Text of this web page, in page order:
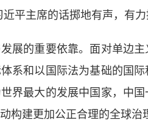
平主席的话掷地有声，有
的重要依靠。面对单边主
系和以国际法为基础的国
界最大的发展中国家，中
构建更加公正合理的全球治